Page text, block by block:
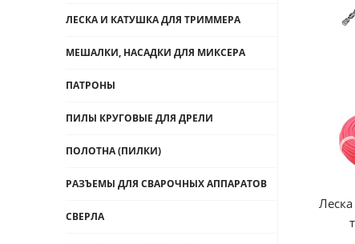
ЛЕСКА И КАТУШКА ДЛЯ ТРИММЕРА
МЕШАЛКИ, НАСАДКИ ДЛЯ МИКСЕРА
ПАТРОНЫ
ПИЛЫ КРУГОВЫЕ ДЛЯ ДРЕЛИ
ПОЛОТНА (ПИЛКИ)
РАЗЪЕМЫ ДЛЯ СВАРОЧНЫХ АППАРАТОВ
СВЕРЛА